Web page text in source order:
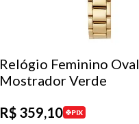
Relógio Feminino Oval
Mostrador Verde
R$ 359,10 PIX